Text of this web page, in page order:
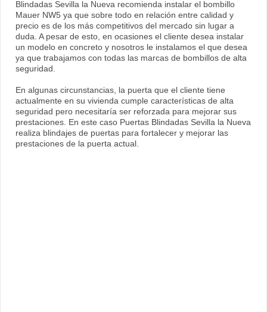
Blindadas Sevilla la Nueva recomienda instalar el bombillo
Mauer NW5 ya que sobre todo en relación entre calidad y
precio es de los más competitivos del mercado sin lugar a
duda. A pesar de esto, en ocasiones el cliente desea instalar
un modelo en concreto y nosotros le instalamos el que desea
ya que trabajamos con todas las marcas de bombillos de alta
seguridad.
En algunas circunstancias, la puerta que el cliente tiene
actualmente en su vivienda cumple características de alta
seguridad pero necesitaría ser reforzada para mejorar sus
prestaciones. En este caso Puertas Blindadas Sevilla la Nueva
realiza blindajes de puertas para fortalecer y mejorar las
prestaciones de la puerta actual.